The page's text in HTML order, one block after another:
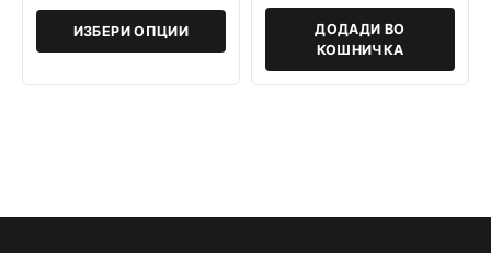
ИЗБЕРИ ОПЦИИ
ДОДАДИ ВО
КОШНИЧКА